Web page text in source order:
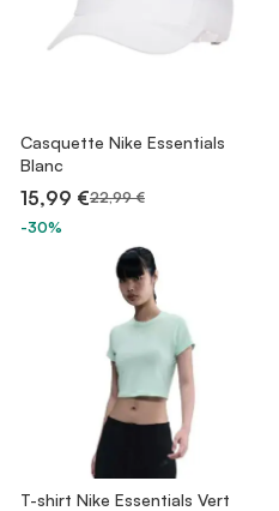
Casquette Nike Essentials
Blanc
15,99 €22,99 €
-30%
T-shirt Nike Essentials Vert